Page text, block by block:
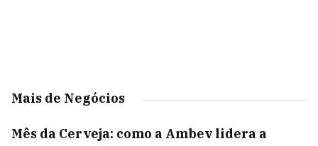
Mais de Negócios
Mês da Cerveja: como a Ambev lidera a